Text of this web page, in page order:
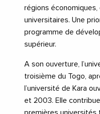
régions
universitaires. Une
programme de
supérieur.
A son ouverture,
troisième du Togo,
l’université de Kara
et 2003. Elle
premières